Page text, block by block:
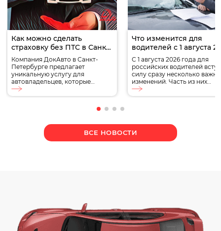
Как можно сделать
страховку без ПТС в Санкт-
Петербурге
Компания ДокАвто в Санкт-
Петербурге предлагает
уникальную услугу для
автовладельцев, которые
столкнулись с проблемой
отсутствия ПТС (Паспорта
данной статье мы расскажем,
без ПТС, какие документы для
этого потребуются и какие
преимущества вы получите,
Что изменится для
водителей с 1 августа
года
С 1 августа 2026 года для
российских водителей
силу сразу несколько
изменений. Часть из них
касается обязательного
страхования ОСАГО, другие
обслуживания транспорта.
Кроме того, в августе
продолжат действовать
ВСЕ НОВОСТИ